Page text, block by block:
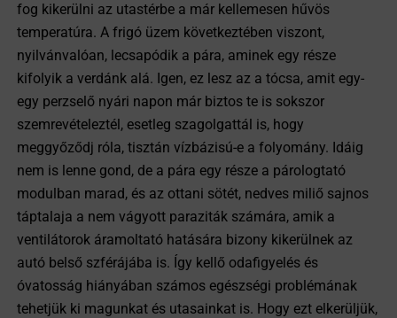
fog kikerülni az utastérbe a már kellemesen hűvös
temperatúra. A frigó üzem következtében viszont,
nyilvánvalóan, lecsapódik a pára, aminek egy része
kifolyik a verdánk alá. Igen, ez lesz az a tócsa, amit egy-
egy perzselő nyári napon már biztos te is sokszor
szemrevételeztél, esetleg szagolgattál is, hogy
meggyőződj róla, tisztán vízbázisú-e a folyomány. Idáig
nem is lenne gond, de a pára egy része a párologtató
modulban marad, és az ottani sötét, nedves miliő sajnos
táptalaja a nem vágyott paraziták számára, amik a
ventilátorok áramoltató hatására bizony kikerülnek az
autó belső szférájába is. Így kellő odafigyelés és
óvatosság hiányában számos egészségi problémának
tehetjük ki magunkat és utasainkat is. Hogy ezt elkerüljük,